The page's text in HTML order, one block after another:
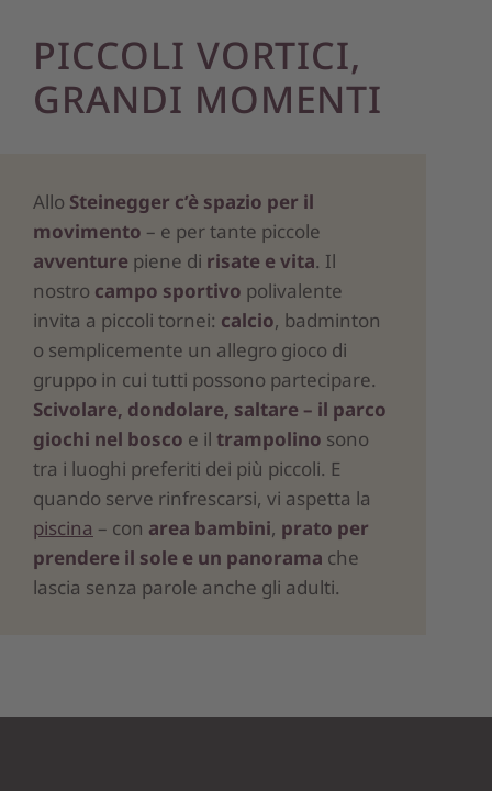
PICCOLI VORTICI,
GRANDI MOMENTI
Allo Steinegger c’è spazio per il
movimento – e per tante piccole
avventure piene di risate e vita. Il
nostro campo sportivo polivalente
invita a piccoli tornei: calcio, badminton
o semplicemente un allegro gioco di
gruppo in cui tutti possono partecipare.
Scivolare, dondolare, saltare – il parco
giochi nel bosco e il trampolino sono
tra i luoghi preferiti dei più piccoli. E
quando serve rinfrescarsi, vi aspetta la
piscina – con area bambini, prato per
prendere il sole e un panorama che
lascia senza parole anche gli adulti.